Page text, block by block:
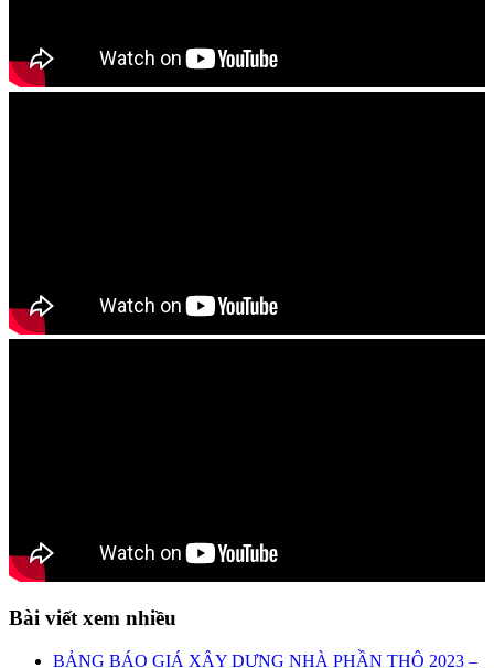
Bài viết xem nhiều
BẢNG BÁO GIÁ XÂY DỰNG NHÀ PHẦN THÔ 2023 –